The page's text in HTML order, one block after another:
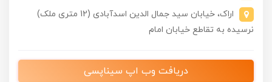
اراک، خیابان سید جمال الدین اسدآبادی (12 متری ملک)
نرسیده به تقاطع خیابان امام
دریافت وب اپ سیناپسی